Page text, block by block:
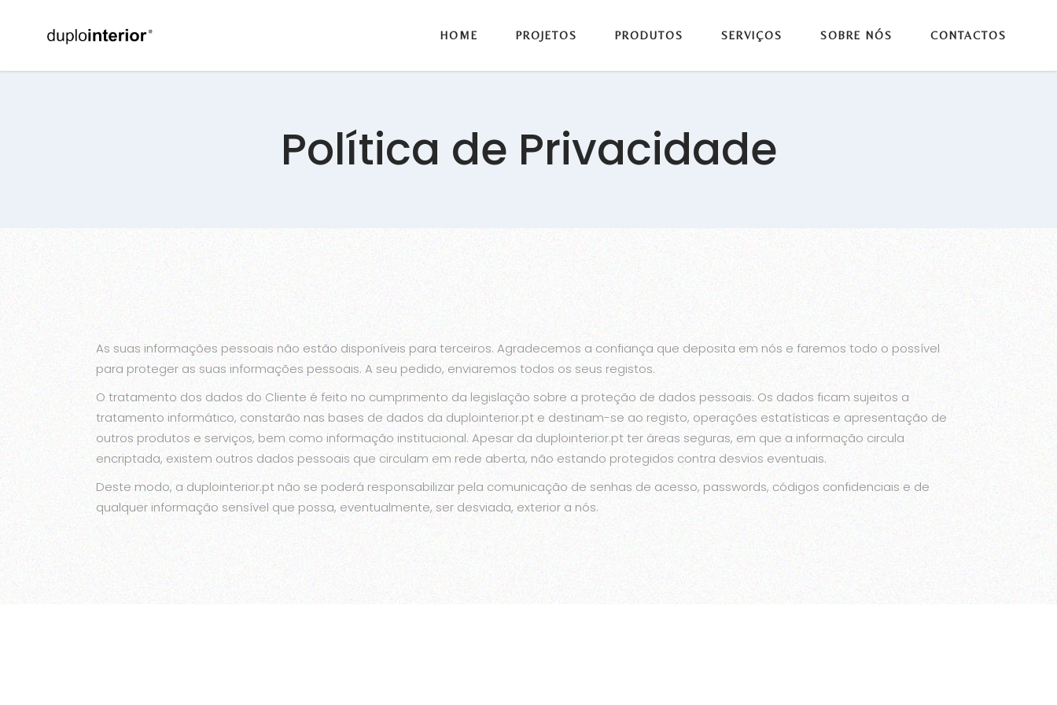
HOME PROJETOS PRODUTOS SERVIÇOS SOBRE NÓS CONTACTOS
Política de Privacidade
As suas informações pessoais não estão disponíveis para terceiros. Agradecemos a confiança que deposita em nós e faremos todo o possível
para proteger as suas informações pessoais. A seu pedido, enviaremos todos os seus registos.
O tratamento dos dados do Cliente é feito no cumprimento da legislação sobre a proteção de dados pessoais. Os dados ficam sujeitos a
tratamento informático, constarão nas bases de dados da duplointerior.pt e destinam-se ao registo, operações estatísticas e apresentação de
outros produtos e serviços, bem como informação institucional. Apesar da duplointerior.pt ter áreas seguras, em que a informação circula
encriptada, existem outros dados pessoais que circulam em rede aberta, não estando protegidos contra desvios eventuais.
Deste modo, a duplointerior.pt não se poderá responsabilizar pela comunicação de senhas de acesso, passwords, códigos confidenciais e de
qualquer informação sensível que possa, eventualmente, ser desviada, exterior a nós.